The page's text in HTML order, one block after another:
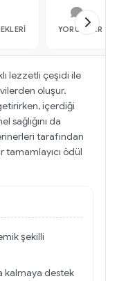
YORUMLAR
lezzetli çeşidi ile
oluşur.
içerdiği
sağlığını da
tarafından
tamamlayıcı ödül
şekilli
kalmaya destek